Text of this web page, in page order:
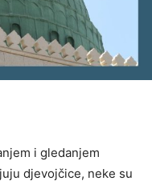
i gledanjem
djevojčice, neke su